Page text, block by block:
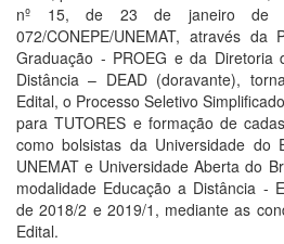
nº 15, de 23 de janeiro de
072/CONEPE/UNEMAT, através
Graduação - PROEG e da Diretoria
Distância – DEAD (doravante),
Edital, o Processo Seletivo
para TUTORES e formação de
como bolsistas da Universidade do
UNEMAT e Universidade Aberta do
modalidade Educação a Distância -
de 2018/2 e 2019/1, mediante as
Edital.